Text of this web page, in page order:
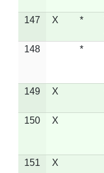
147 X *
148 *
149 X
150 X
151 X